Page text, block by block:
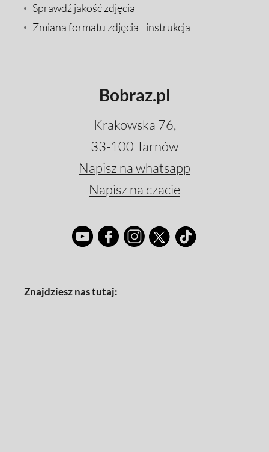
Sprawdź jakość zdjęcia
Zmiana formatu zdjęcia - instrukcja
Bobraz.pl
Krakowska 76,
33-100 Tarnów
Napisz na whatsapp
Napisz na czacie
Znajdziesz nas tutaj: